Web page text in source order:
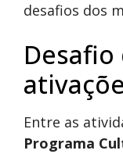
desafios dos
Desafio
Entre as
Programa